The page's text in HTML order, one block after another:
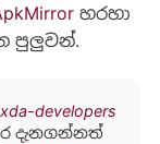
හරහා
පුලුවන්.
xda-developers
දැනගන්නත්